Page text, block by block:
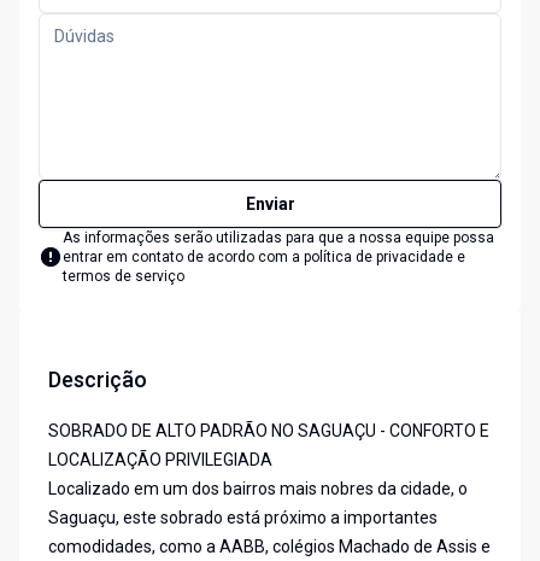
Enviar
As informações serão utilizadas para que a nossa equipe possa
entrar em contato de acordo com a política de privacidade e
termos de serviço
Descrição
SOBRADO DE ALTO PADRÃO NO SAGUAÇU - CONFORTO E
LOCALIZAÇÃO PRIVILEGIADA
Localizado em um dos bairros mais nobres da cidade, o
Saguaçu, este sobrado está próximo a importantes
comodidades, como a AABB, colégios Machado de Assis e